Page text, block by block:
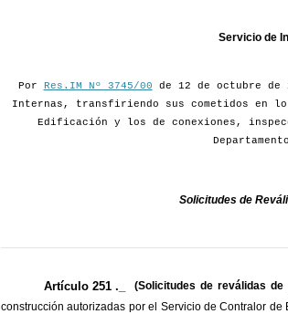
Servicio de
Por Res.IM Nº 3745/00 de 12 de octubre
Internas, transfiriendo sus cometidos en
Edificación y los de conexiones,
Solicitudes de
Artículo 251 ._ (Solicitudes de reválidas
construcción autorizadas por el Servicio de Contralor